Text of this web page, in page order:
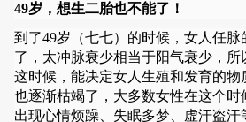
49岁，想生二胎也不能了！
到了49岁（七七）的时候，女人任
了，太冲脉衰少相当于阳气衰少，所
这时候，能决定女人生殖和发育的
也逐渐枯竭了，大多数女性在这个时
出现心情烦躁、失眠多梦、虚汗盗汗